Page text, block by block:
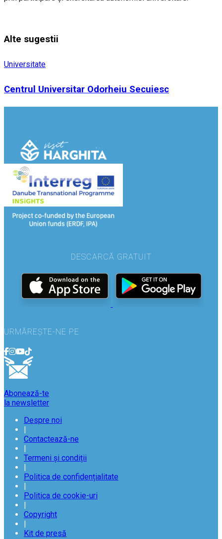
Alte sugestii
Universitate
Centrul Universitar Odorheiu Secuiesc
DESCARCĂ GRATUIT
URMĂREȘTE-NE PE
Abonează-te
la newsletter
Despre noi
|
Contactează-ne
|
Termeni și condiții
|
Politica de confidențialitate
|
Politica de cookie-uri
|
Copyright
|
Kit de presă